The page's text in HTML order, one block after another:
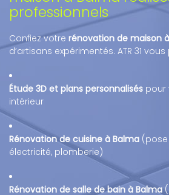
professionnels
Confiez votre rénovation de maison
d’artisans expérimentés. ATR 31
Étude 3D et plans personnalisés pour
intérieur
Rénovation de cuisine à Balma
électricité, plomberie)
Rénovation de salle de bain à Balma